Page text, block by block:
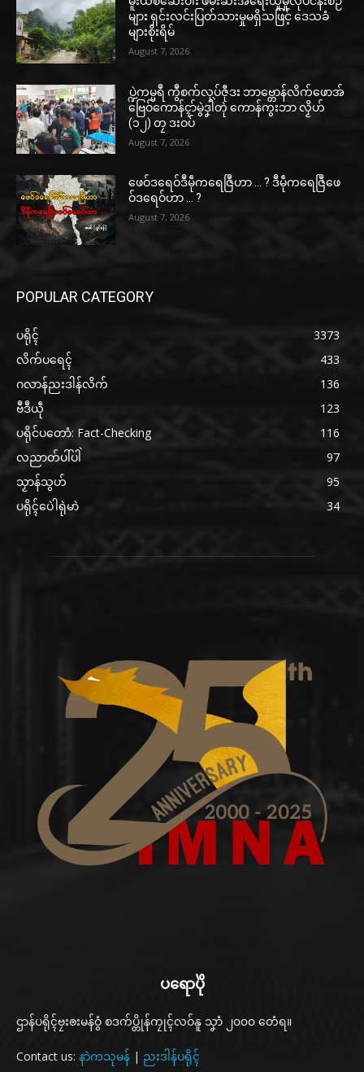
များ ရှင်းလင်းပြတ်သားမှုမရှိသဖြင့် ဒေသခံ
များစိုးရိမ်
August 7, 2026
ပ္ဍဲကမ္မရဳ ကွဳစက်လုပ်ဇီုဒး ဘာဗ္တောန်လိက်ဖောအ်
ဗြေဝ်ကောန်ၚာ်မွဲဒၞါဲတုဲ ကောန်ကွးဘာ လၟိဟ်
(၁၂) တၠ ဒးဝပ်
August 7, 2026
ဖေဝ်ဒရေဝ်ဒဳမဵုကရေဇြဳဟာ … ? ဒဳမဵုကရေဇြဳဖေ
ဝ်ဒရေဝ်ဟာ … ?
August 7, 2026
POPULAR CATEGORY
ပရိုၚ်
3373
လိက်ပရေၚ်
433
ဂလာန်ညးဒါန်လိက်
136
ဗဳဒဳယဵု
123
ပရိုင်ပတောံ: Fact-Checking
116
လညာတ်ပါ်ပါဲ
97
သၟာန်သွဟ်
95
ပရိုၚ်ပေဲါရုဲမာဲ
34
ပရောပိုဲ
ဌာန်ပရိုၚ်ဗၠးၜးမန်ဝွံ စဒက်ပ္တိုန်ကၠုၚ်လဝ်နူ သၞာံ ၂၀၀၀ တေံရ။
Contact us: နာဲကသုမန် | ညးဒါန်ပရိုၚ်